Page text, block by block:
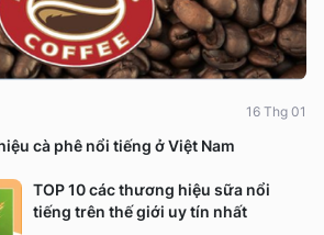
cà phê nổi tiếng ở Việt Nam
16 Thg 01
TOP 10 các thương hiệu sữa nổi
tiếng trên thế giới uy tín nhất